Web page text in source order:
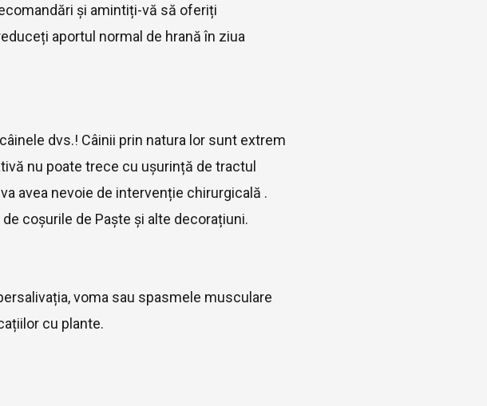
și amintiți-vă să oferiți
aportul normal de hrană în ziua
dvs.! Câinii prin natura lor sunt extrem
nu poate trece cu ușurință de tractul
avea nevoie de intervenție chirurgicală .
coșurile de Paște și alte decorațiuni.
voma sau spasmele musculare
cu plante.